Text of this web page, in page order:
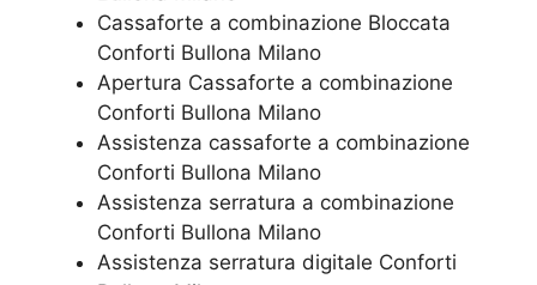
Cassaforte a combinazione Bloccata
Conforti Bullona Milano
​Apertura Cassaforte a combinazione
Conforti Bullona Milano
Assistenza cassaforte a combinazione
Conforti Bullona Milano
​Assistenza serratura​ ​a combinazione
Conforti Bullona Milano
Assistenza serratura ​digitale Conforti